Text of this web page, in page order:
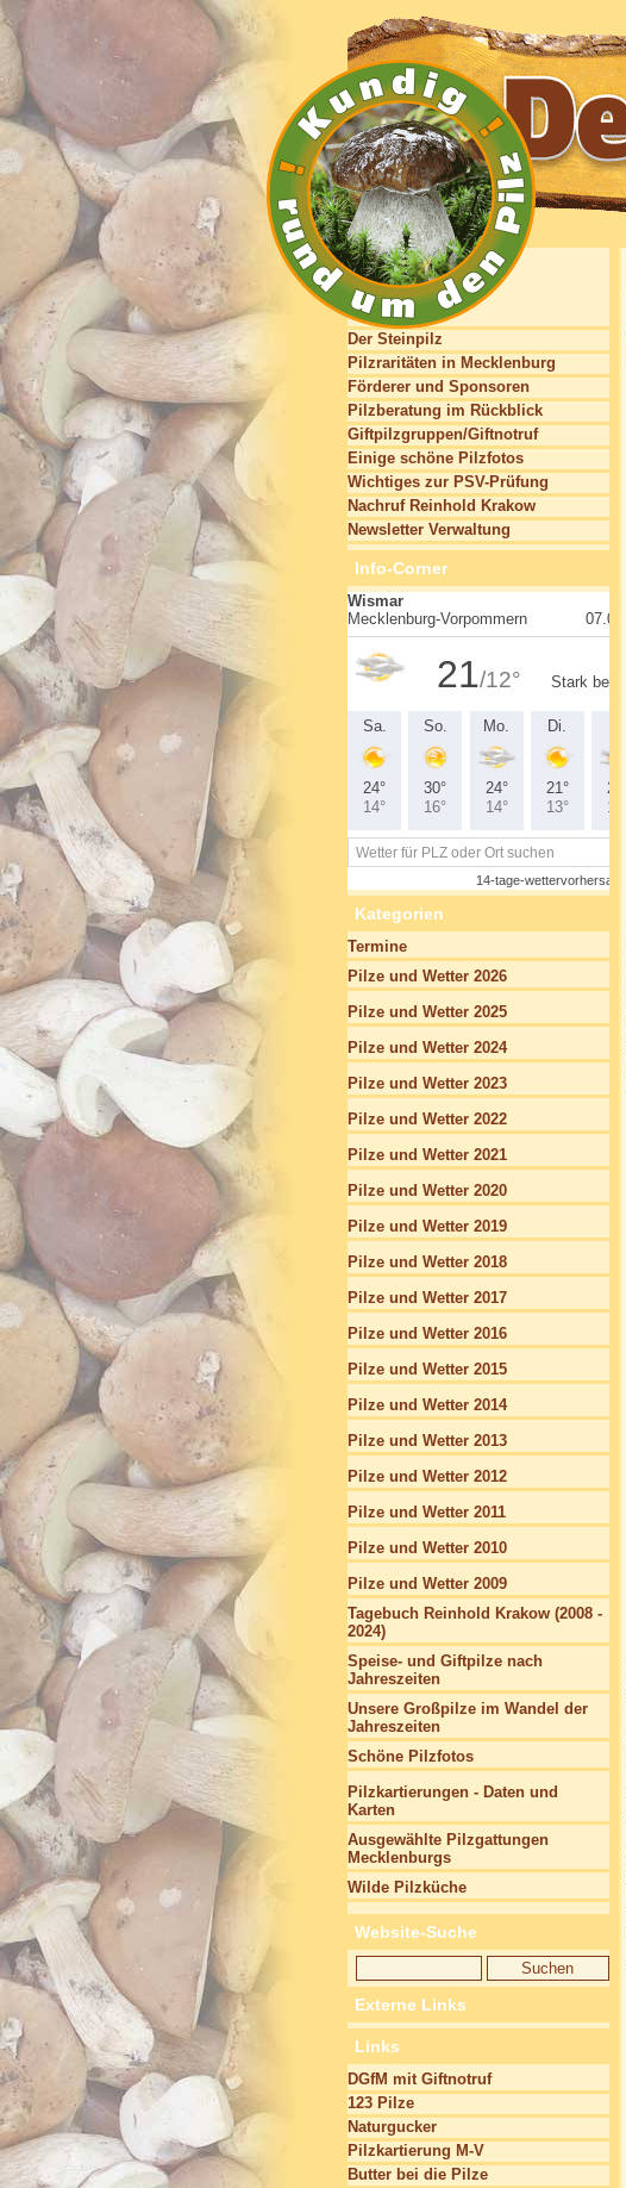
Der Steinpilz
Pilzraritäten in Mecklenburg
Förderer und Sponsoren
Pilzberatung im Rückblick
Giftpilzgruppen/Giftnotruf
Einige schöne Pilzfotos
Wichtiges zur PSV-Prüfung
Nachruf Reinhold Krakow
Newsletter Verwaltung
Info-Corner
Kategorien
Termine
Pilze und Wetter 2026
Pilze und Wetter 2025
Pilze und Wetter 2024
Pilze und Wetter 2023
Pilze und Wetter 2022
Pilze und Wetter 2021
Pilze und Wetter 2020
Pilze und Wetter 2019
Pilze und Wetter 2018
Pilze und Wetter 2017
Pilze und Wetter 2016
Pilze und Wetter 2015
Pilze und Wetter 2014
Pilze und Wetter 2013
Pilze und Wetter 2012
Pilze und Wetter 2011
Pilze und Wetter 2010
Pilze und Wetter 2009
Tagebuch Reinhold Krakow (2008 -
2024)
Speise- und Giftpilze nach
Jahreszeiten
Unsere Großpilze im Wandel der
Jahreszeiten
Schöne Pilzfotos
Pilzkartierungen - Daten und
Karten
Ausgewählte Pilzgattungen
Mecklenburgs
Wilde Pilzküche
Website-Suche
Externe Links
Links
DGfM mit Giftnotruf
123 Pilze
Naturgucker
Pilzkartierung M-V
Butter bei die Pilze